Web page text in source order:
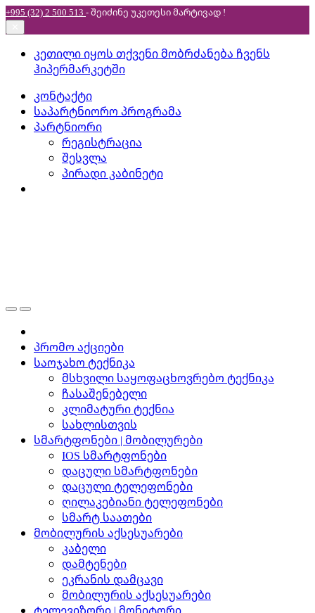
+995 (32) 2 500 513 - შეიძინე უკეთესიმარტივად !
Skip
Skip კეთილი იყოს თქვენი მობრძანება ჩვენს
ჰიპერმარკეტში
კონტაქტი
საპარტნიორო პროგრამა
პარტნიორი
რეგისტრაცია
შესვლა
პირადი კაბინეტი
პრომო აქციები
საოჯახო ტექნიკა
მსხვილი საყოფაცხოვრებო ტექნიკა
ჩასაშენებელი
კლიმატური ტექნია
სახლისთვის
სმარტფონები | მობილურები
IOS სმარტფონები
დაცული სმარტფონები
დაცული ტელეფონები
ღილაკებიანი ტელეფონები
სმარტ საათები
მობილურის აქსესუარები
კაბელი
დამტენები
ეკრანის დამცავი
მობილურის აქსესუარები